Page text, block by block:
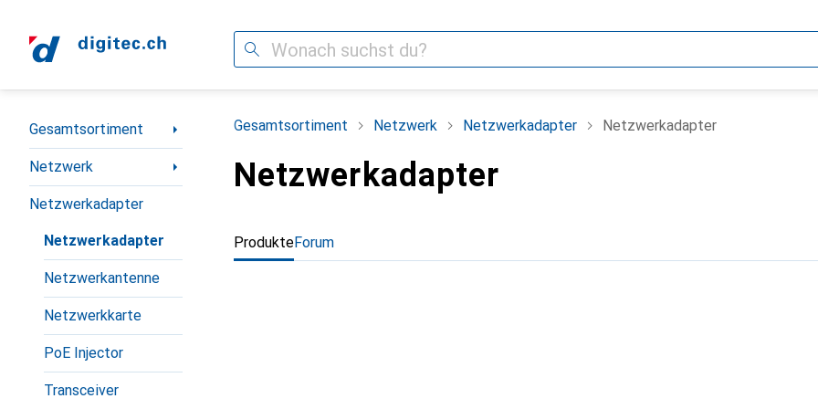
Suche
Navigation nach Kategorien
Gesamtsortiment
Netzwerk
Netzwerkadapter
Netzwerkadapter
Netzwerkantenne
Netzwerkkarte
PoE Injector
Transceiver
Gesamtsortiment Netzwerk Netzwerkadapter Netzwerkadapter
Netzwerkadapter
ProdukteForum